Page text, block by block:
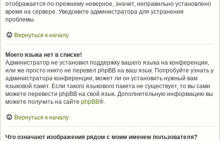
отображается по-прежнему неверное, значит, неправильно установлено
время на сервере. Уведомите администратора для устранения
проблемы.
Вернуться к началу
Моего языка нет в списке!
Администратор не установил поддержку вашего языка на конференции,
или же просто никто не перевёл phpBB на ваш язык. Попробуйте узнать у
администратора конференции, может ли он установить нужный вам
языковой пакет. Если такого языкового пакета не существует, то вы сами
можете перевести phpBB на свой язык. Дополнительную информацию вы
можете получить на сайте phpBB®.
Вернуться к началу
Что означают изображения рядом с моим именем пользователя?